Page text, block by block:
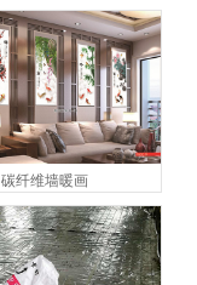
碳纤维墙暖画